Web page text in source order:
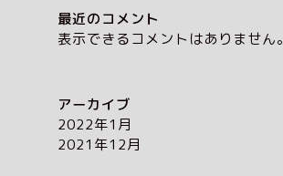
最近のコメント
表示できるコメントはありません。
アーカイブ
2022年1月
2021年12月